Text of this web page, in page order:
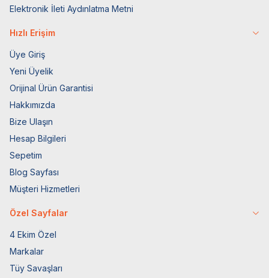
Elektronik İleti Aydınlatma Metni
Hızlı Erişim
Üye Giriş
Yeni Üyelik
Orijinal Ürün Garantisi
Hakkımızda
Bize Ulaşın
Hesap Bilgileri
Sepetim
Blog Sayfası
Müşteri Hizmetleri
Özel Sayfalar
4 Ekim Özel
Markalar
Tüy Savaşları